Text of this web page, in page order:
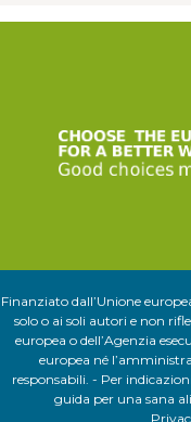
Finanziato dall’Unione
solo o ai soli autori e non
europea o dell’Agenzia
europea né
responsabili. - Per
guida per una sana